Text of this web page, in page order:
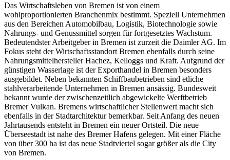
Das Wirtschaftsleben von Bremen ist von einem
wohlproportionierten Branchenmix bestimmt. Speziell Unternehmen
aus den Bereichen Automobilbau, Logistik, Biotechnologie sowie
Nahrungs- und Genussmittel sorgen für fortgesetztes Wachstum.
Bedeutendster Arbeitgeber in Bremen ist zurzeit die Daimler AG. Im
Fokus steht der Wirtschaftsstandort Bremen ebenfalls durch seine
Nahrungsmittelhersteller Hachez, Kelloggs und Kraft. Aufgrund der
günstigen Wasserlage ist der Exporthandel in Bremen besonders
ausgebildet. Neben bekannten Schiffbaubetrieben sind etliche
stahlverarbeitende Unternehmen in Bremen ansässig. Bundesweit
bekannt wurde der zwischenzeitlich abgewickelte Werftbetrieb
Bremer Vulkan. Bremens wirtschaftlicher Stellenwert macht sich
ebenfalls in der Stadtarchitektur bemerkbar. Seit Anfang des neuen
Jahrtausends entsteht in Bremen ein neuer Ortsteil. Die neue
Überseestadt ist nahe des Bremer Hafens gelegen. Mit einer Fläche
von über 300 ha ist das neue Stadtviertel sogar größer als die City
von Bremen.